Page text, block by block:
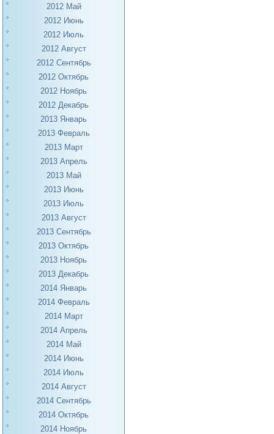
2012 Май
2012 Июнь
2012 Июль
2012 Август
2012 Сентябрь
2012 Октябрь
2012 Ноябрь
2012 Декабрь
2013 Январь
2013 Февраль
2013 Март
2013 Апрель
2013 Май
2013 Июнь
2013 Июль
2013 Август
2013 Сентябрь
2013 Октябрь
2013 Ноябрь
2013 Декабрь
2014 Январь
2014 Февраль
2014 Март
2014 Апрель
2014 Май
2014 Июнь
2014 Июль
2014 Август
2014 Сентябрь
2014 Октябрь
2014 Ноябрь